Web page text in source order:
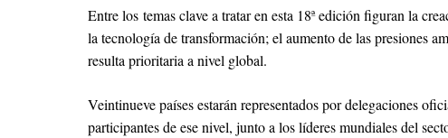
Entre los temas clave a tratar en esta 18ª edición figuran la
la tecnología de transformación; el aumento de las presiones
resulta prioritaria a nivel global.
Veintinueve países estarán representados por delegaciones
participantes de ese nivel, junto a los líderes mundiales del